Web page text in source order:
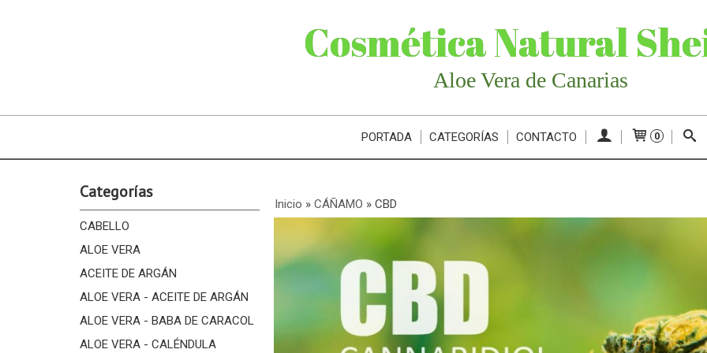
Cosmética Natural
Aloe Vera de Canarias
PORTADA CATEGORÍAS CONTACTO 0
Categorías
CABELLO
ALOE VERA
ACEITE DE ARGÁN
ALOE VERA - ACEITE DE ARGÁN
ALOE VERA - BABA DE CARACOL
ALOE VERA - CALÉNDULA
Inicio » CÁÑAMO » CBD